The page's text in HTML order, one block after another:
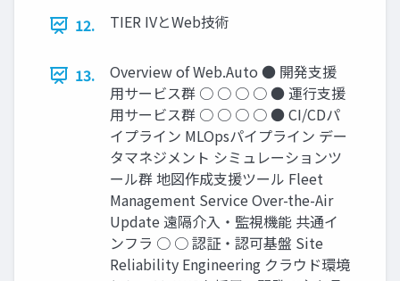
12. TIER IVとWeb技術
13.
Overview of Web.Auto ● 開発支援
用サービス群 ○ ○ ○ ○ ● 運行支援
用サービス群 ○ ○ ○ ○ ● CI/CDパ
イプライン MLOpsパイプライン デー
タマネジメント シミュレーションツ
ール群 地図作成支援ツール Fleet
Management Service Over-the-Air
Update 遠隔介入・監視機能 共通イ
ンフラ ○ ○ 認証・認可基盤 Site
Reliability Engineering クラウド環境